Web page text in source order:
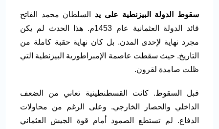
سقوط الدولة البيزنطية على يد السلطان محمد الفاتح
قائد الدولة العثمانية عام 1453م. هذا الحدث لم يكن
مجرد نهاية لإحدى المدن. بل كان نهاية حقبة كاملة من
التاريخ. حيث سقطت عاصمة الإمبراطورية البيزنطية التي
ظلت صامدة لقرون.
قبل السقوط. كانت القسطنطينية تعاني من الضعف
الداخلي والحصار الخارجي. وعلى الرغم من محاولات
الدفاع. لم تستطع الصمود أمام قوة الجيش العثماني